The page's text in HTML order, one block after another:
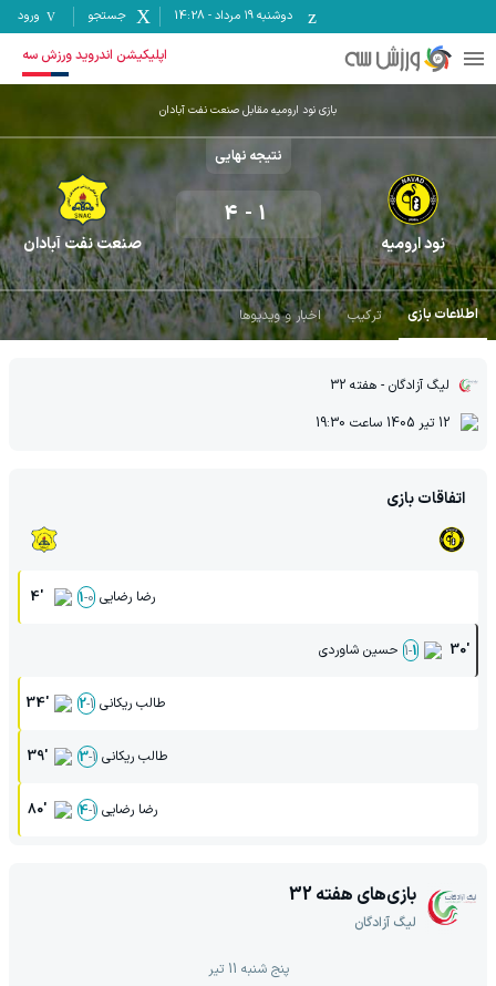
دوشنبه ۱۹ مرداد -
14:28 جستجو ورود
اپلیکیشن اندروید ورزش سه
بازی نود ارومیه مقابل صنعت نفت آبادان
نتیجه نهایی
نود ارومیه
1
-
4
صنعت نفت آبادان
اطلاعات بازی ترکیب اخبار و ویدیوها
لیگ آزادگان - هفته 32
12 تیر 1405
ساعت 19:30
اتفاقات بازی
4' 0
-
1 رضا رضایی
30'
1
-
1 حسین شاوردی
34' 1
-
2 طالب ریکانی
39' 1
-
3 طالب ریکانی
80' 1
-
4 رضا رضایی
بازی‌های هفته32
لیگ آزادگان
پنج شنبه 11 تیر